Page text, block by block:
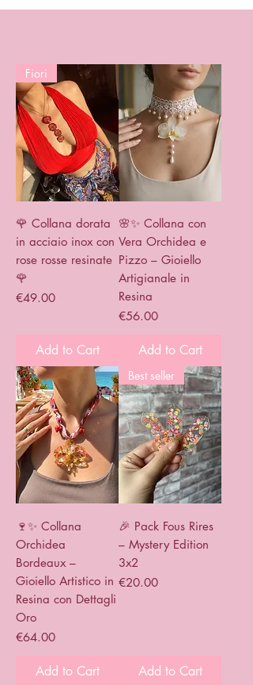
Fiori
🌹 Collana dorata
in acciaio inox con
rose rosse resinate
🌹
Price
€49.00
Add to Cart
🌸✨ Collana con
Vera Orchidea e
Pizzo – Gioiello
Artigianale in
Resina
Price
€56.00
Add to Cart
🍷✨ Collana
Orchidea
Bordeaux –
Gioiello Artistico in
Resina con Dettagli
Oro
Price
€64.00
Add to Cart
Best seller
🎉 Pack Fous Rires
– Mystery Edition
3x2
Price
€20.00
Add to Cart